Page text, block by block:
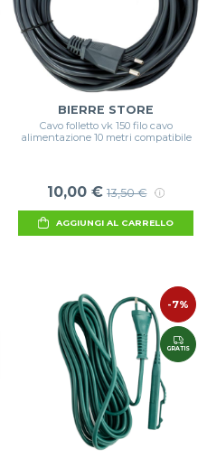
BIERRE STORE
Cavo folletto vk 150 filo cavo
alimentazione 10 metri compatibile
10,00 € 13,50 €
AGGIUNGI AL CARRELLO
-7%
GRATIS